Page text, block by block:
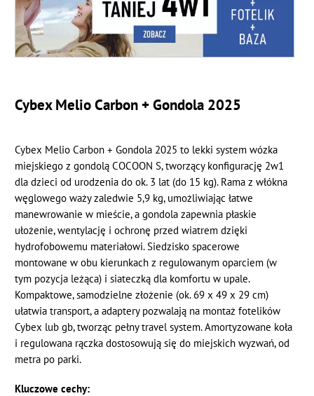
Cybex Melio Carbon + Gondola 2025
Cybex Melio Carbon + Gondola 2025 to lekki system wózka
miejskiego z gondolą COCOON S, tworzący konfigurację 2w1
dla dzieci od urodzenia do ok. 3 lat (do 15 kg). Rama z włókna
węglowego waży zaledwie 5,9 kg, umożliwiając łatwe
manewrowanie w mieście, a gondola zapewnia płaskie
ułożenie, wentylację i ochronę przed wiatrem dzięki
hydrofobowemu materiałowi. Siedzisko spacerowe
montowane w obu kierunkach z regulowanym oparciem (w
tym pozycja leżąca) i siateczką dla komfortu w upale.
Kompaktowe, samodzielne złożenie (ok. 69 x 49 x 29 cm)
ułatwia transport, a adaptery pozwalają na montaż fotelików
Cybex lub gb, tworząc pełny travel system. Amortyzowane koła
i regulowana rączka dostosowują się do miejskich wyzwań, od
metra po parki.
Kluczowe cechy: